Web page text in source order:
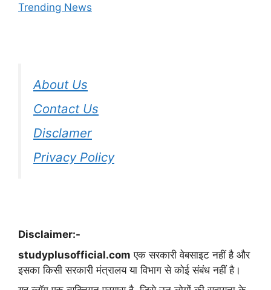
Trending News
About Us
Contact Us
Disclamer
Privacy Policy
Disclaimer:-
studyplusofficial.com एक सरकारी वेबसाइट नहीं है और
इसका किसी सरकारी मंत्रालय या विभाग से कोई संबंध नहीं है।